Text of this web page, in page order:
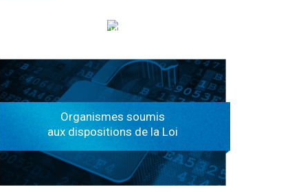
الهياكل الخاضعة لقانون النفاذ إلى المعلومة
Organismes soumis
aux dispositions de la Loi